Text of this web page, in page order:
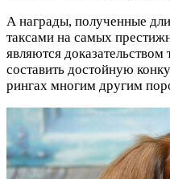
А награды, полученные
таксами на самых
являются
составить достойную
рингах многим другим